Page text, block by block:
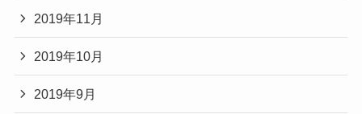
2019年11月
2019年10月
2019年9月